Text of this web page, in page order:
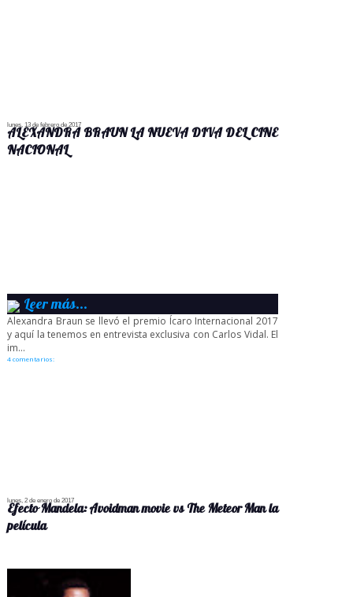
lunes, 13 de febrero de 2017
ALEXANDRA BRAUN LA NUEVA DIVA DEL CINE
NACIONAL
Leer más...
Alexandra Braun se llevó el premio Ícaro Internacional 2017
y aquí la tenemos en entrevista exclusiva con Carlos Vidal. El
im...
4 comentarios:
lunes, 2 de enero de 2017
Efecto Mandela: Avoidman movie vs The Meteor Man la
película